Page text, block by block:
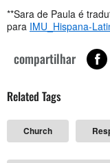
**Sara de Paula é
para IMU_Hispana-
compartilhar
Related Tags
Church